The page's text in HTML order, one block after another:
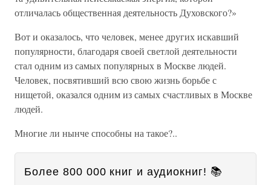
отличалась общественная деятельность Духовского?»
Вот и оказалось, что человек, менее других искавший
популярности, благодаря своей светлой деятельности
стал одним из самых популярных в Москве людей.
Человек, посвятивший всю свою жизнь борьбе с
нищетой, оказался одним из самых счастливых в Москве
людей.
Многие ли нынче способны на такое?..
Более 800 000 книг и аудиокниг! 📚